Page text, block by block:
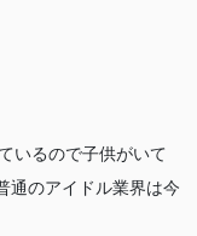
いるので子供がいて
通のアイドル業界は今